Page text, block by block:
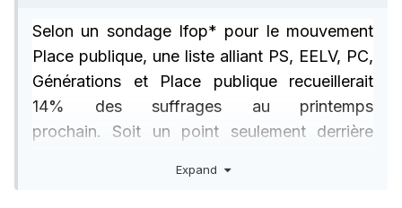
Selon un sondage Ifop* pour le mouvement
Place publique, une liste alliant PS, EELV, PC,
Générations et Place publique recueillerait
14% des suffrages au printemps
prochain. Soit un point seulement derrière
du classement, le Rassemblement national
Expand